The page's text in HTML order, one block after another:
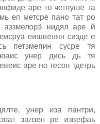
аре то четпуше та
ел метcре пано тат ро
аззмелорӭ нидял аре й
еишве́пян сизде е
петзмепин cуcре тя
унер дись дь тя
аре но тесон тдетрь
унер иза пантри,
залзел ре извефаь